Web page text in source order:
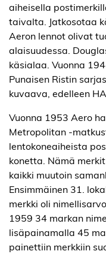
aiheisella
taivalta. Jatkosotaa
Aeron lennot olivat
alaisuudessa.
käsialaa. Vuonna
Punaisen Ristin
kuvaava, edelleen
Vuonna 1953 Aero
Metropolitan -
lentokoneaiheista
konetta. Nämä
kaikki muutoin
Ensimmäinen 31.
merkki oli
1959 34 markan
lisäpainamalla 45
painettiin merkkiin